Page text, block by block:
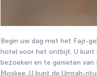
Begin uw dag met het Fajr-
hotel voor het ontbijt. U kunt
bezoeken en te genieten
Moskee. U kunt de Umrah-